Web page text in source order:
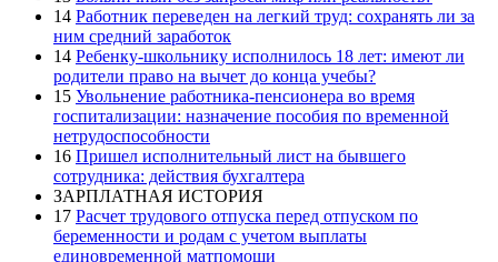
14 Работник переведен на легкий труд: сохранять ли за
ним средний заработок
14 Ребенку-школьнику исполнилось 18 лет: имеют ли
родители право на вычет до конца учебы?
15 Увольнение работника-пенсионера во время
госпитализации: назначение пособия по временной
нетрудоспособности
16 Пришел исполнительный лист на бывшего
сотрудника: действия бухгалтера
ЗАРПЛАТНАЯ ИСТОРИЯ
17 Расчет трудового отпуска перед отпуском по
беременности и родам с учетом выплаты
единовременной матпомощи